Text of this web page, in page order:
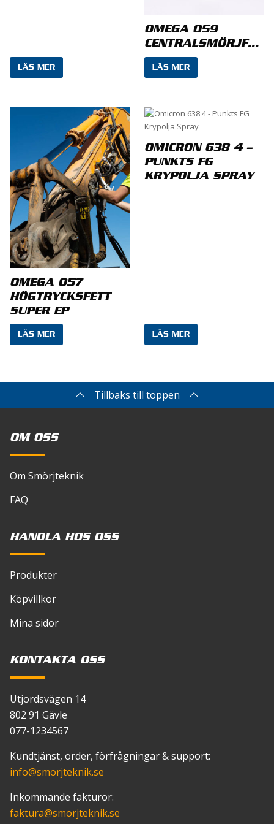
E-post*
Spara mitt namn, min e-postadress och
webbplats i denna webbläsare till nästa gång jag
skriver en kommentar.
LÄS MER
OMEGA 059
CENTRALSMÖRJFETT
LÄS MER
OMEGA 057
HÖGTRYCKSFETT
SUPER EP
LÄS MER
OMICRON 638 4 –
PUNKTS FG
KRYPOLJA SPRAY
LÄS MER
Tillbaks till toppen
OM OSS
Om Smörjteknik
FAQ
HANDLA HOS OSS
Produkter
Köpvillkor
Mina sidor
KONTAKTA OSS
Utjordsvägen 14
802 91 Gävle
077-1234567
Kundtjänst, order, förfrågningar & support:
info@smorjteknik.se
Inkommande fakturor:
faktura@smorjteknik.se